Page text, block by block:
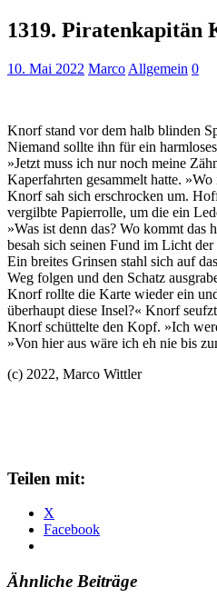
1319. Piratenkapitän
10. Mai 2022 Marco Allgemein 0
Knorf stand vor dem halb blinden
Niemand sollte ihn für ein
»Jetzt muss ich nur noch meine
Kaperfahrten gesammelt hatte.
Knorf sah sich erschrocken um.
vergilbte Papierrolle, um die ein
»Was ist denn das? Wo kommt
besah sich seinen Fund im Licht
Ein breites Grinsen stahl sich auf
Weg folgen und den Schatz
Knorf rollte die Karte wieder ein
überhaupt diese Insel?« Knorf
Knorf schüttelte den Kopf. »Ich
»Von hier aus wäre ich eh nie bis
(c) 2022, Marco Wittler
Teilen mit:
X
Facebook
Ähnliche Beiträge